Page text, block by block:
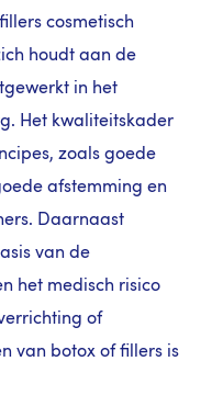
cosmetisch
houdt aan de
in het
Het kwaliteitskader
zoals goede
afstemming en
Daarnaast
van de
het medisch risico
of
van botox of fillers is